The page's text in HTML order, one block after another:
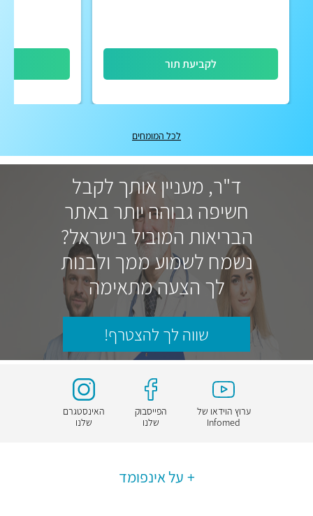
לקביעת תור
לכל המומחים
ד"ר, מעניין אותך לקבל
חשיפה גבוהה יותר באתר
הבריאות המוביל בישראל?
נשמח לשמוע ממך ולבנות
לך הצעה מתאימה
שווה לך להצטרף!
ערוץ הוידאו של
Infomed
הפייסבוק
שלנו
האינסטגרם
שלנו
על אינפומד